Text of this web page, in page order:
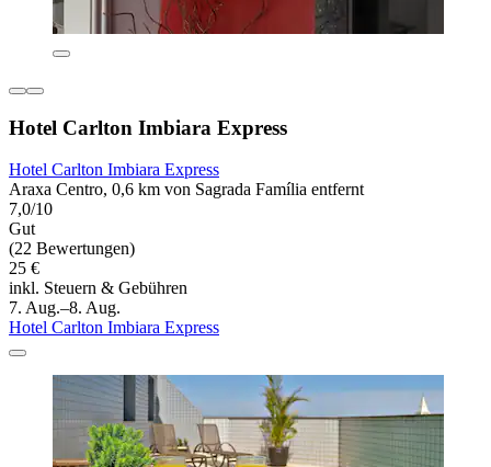
Hotel Carlton Imbiara Express
Hotel Carlton Imbiara Express
Araxa Centro, 0,6 km von Sagrada Família entfernt
7,0/10
Gut
(22 Bewertungen)
25 €
inkl. Steuern & Gebühren
7. Aug.–8. Aug.
Hotel Carlton Imbiara Express